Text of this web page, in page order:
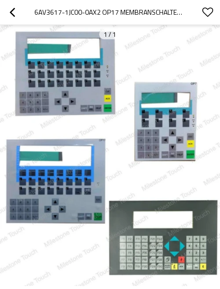
6AV3617-1JC00-0AX2 OP17 MEMBRANSCHALTER/MEMBRANSCHALTER 6AV3617-1JC00-0AX2 OP17
1/1